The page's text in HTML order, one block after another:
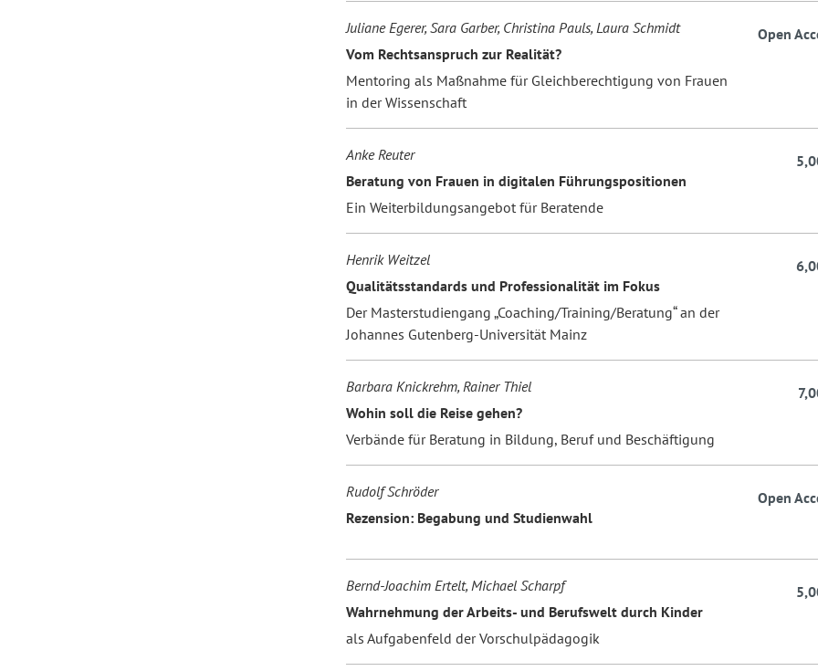
Juliane Egerer, Sara Garber, Christina Pauls, Laura Schmidt
Vom Rechtsanspruch zur Realität?
Mentoring als Maßnahme für Gleichberechtigung von Frauen
in der Wissenschaft
Open
Anke Reuter
Beratung von Frauen in digitalen Führungspositionen
Ein Weiterbildungsangebot für Beratende
Henrik Weitzel
Qualitätsstandards und Professionalität im Fokus
Der Masterstudiengang „Coaching/Training/Beratung“ an der
Johannes Gutenberg-Universität Mainz
Barbara Knickrehm, Rainer Thiel
Wohin soll die Reise gehen?
Verbände für Beratung in Bildung, Beruf und Beschäftigung
Rudolf Schröder
Rezension: Begabung und Studienwahl
Open
Bernd-Joachim Ertelt, Michael Scharpf
Wahrnehmung der Arbeits- und Berufswelt durch Kinder
als Aufgabenfeld der Vorschulpädagogik